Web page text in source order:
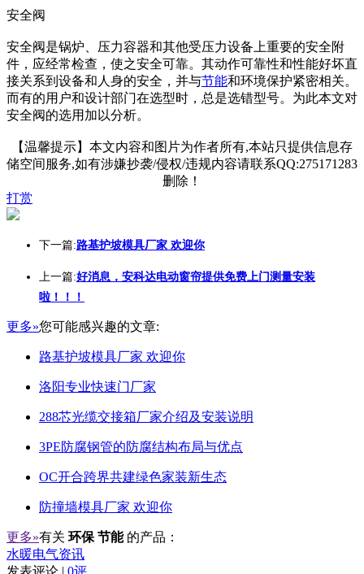
安全阀
安全阀是锅炉、压力容器和其他受压力设备上重要的安全附
件，应经常检查，使之安全可靠。其动作可靠性和性能好坏直
接关系到设备和人身的安全，并与节能和环境保护紧密相关。
而有的用户和设计部门在选型时，总是选错型号。为此本文对
安全阀的选用加以分析。
【温馨提示】本文内容和图片为作者所有,本站只提供信息存
储空间服务,如有涉嫌抄袭/侵权/违规内容请联系QQ:275171283
删除！
打赏
下一篇:路基护坡模具厂家 欢迎你
上一篇:好消息，安科达电动窗帘提供免费上门测量安装
啦！！！
更多»您可能感兴趣的文章:
路基护坡模具厂家 欢迎你
洛阳专业快速门厂家
288芯光缆交接箱厂家介绍及安装说明
3PE防腐钢管的防腐结构布局与优点
OC开合跨界共建绿色家装新生态
防撞墙模具厂家 欢迎你
更多»有关 环保 节能 的产品：
水暖电气资讯
发表评论 | 0评